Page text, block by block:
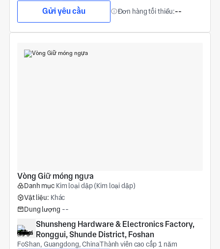
Gửi yêu cầu Đơn hàng tối thiểu:--
Vòng Giữ móng ngựa
Danh mục Kim loại dập (Kim loại dập)
Vật liệu: Khác
Dung lượng --
Shunsheng Hardware & Electronics Factory,
Ronggui, Shunde District, Foshan
FoShan, Guangdong, ChinaThành viên cao cấp 1 năm